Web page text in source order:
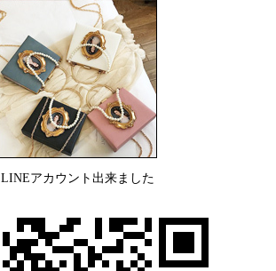
LINEアカウント出来ました